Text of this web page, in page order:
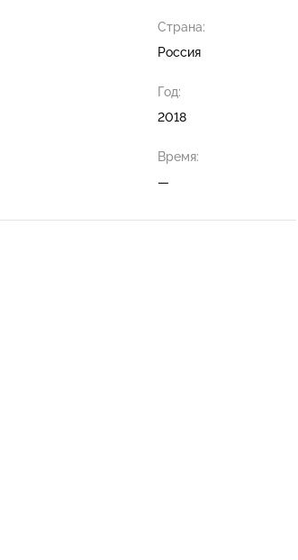
Страна:
Россия
Год:
2018
Время:
—